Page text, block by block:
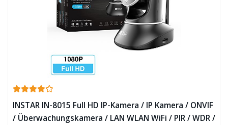
INSTAR IN-8015 Full HD IP-Kamera / IP Kamera / ONVIF
/ Überwachungskamera / LAN WLAN WiFi / PIR / WDR /